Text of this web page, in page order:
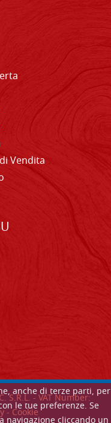
anche di terze parti, per
le tue preferenze. Se
Vendita
- VAT Number:
-Cookie